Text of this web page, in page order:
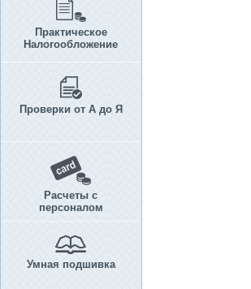
Практическое
Налогообложение
Проверки от А до Я
Расчеты с
персоналом
Умная подшивка